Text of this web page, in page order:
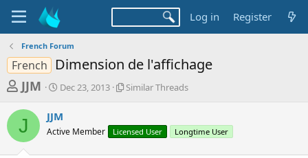
Log in Register
French Forum
French Dimension de l'affichage
T
r
e
a
JJM
S
r
t
Dec 23, 2013
S
l
Similar Threads
J JJM
Active Member Licensed User Longtime User